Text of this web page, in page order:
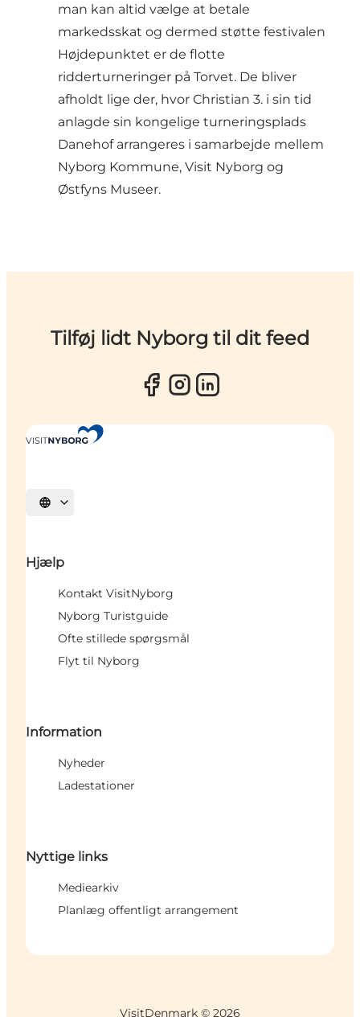
man kan altid vælge at betale
markedsskat og dermed støtte festivalen
Højdepunktet er de flotte
ridderturneringer på Torvet. De bliver
afholdt lige der, hvor Christian 3. i sin tid
anlagde sin kongelige turneringsplads
Danehof arrangeres i samarbejde mellem
Nyborg Kommune, Visit Nyborg og
Østfyns Museer.
Tilføj lidt Nyborg til dit feed
Vælg sprog
Hjælp
Kontakt VisitNyborg
Nyborg Turistguide
Ofte stillede spørgsmål
Flyt til Nyborg
Information
Nyheder
Ladestationer
Nyttige links
Mediearkiv
Planlæg offentligt arrangement
VisitDenmark © 2026